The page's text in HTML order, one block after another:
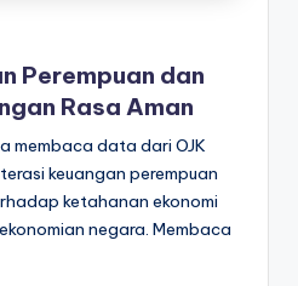
Perempuan dan
Rasa Aman
membaca data dari OJK
keuangan perempuan
ketahanan ekonomi
negara. Membaca